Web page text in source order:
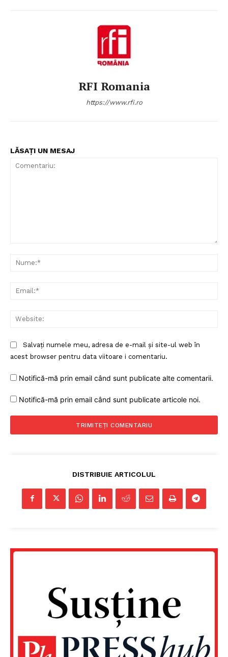
RFI Romania
https://www.rfi.ro
LĂSAȚI UN MESAJ
Salvați numele meu, adresa de e-mail și site-ul web în
acest browser pentru data viitoare i comentariu.
Notifică-mă prin email când sunt publicate alte comentarii.
Notifică-mă prin email când sunt publicate articole noi.
DISTRIBUIE ARTICOLUL